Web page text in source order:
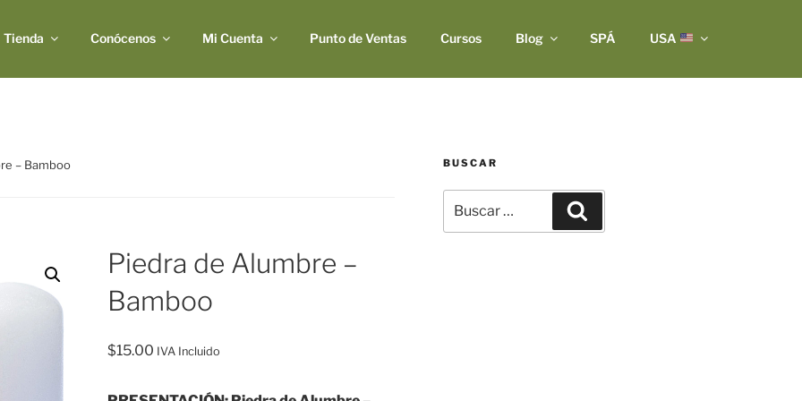
Tienda Conócenos Mi Cuenta Punto de Ventas Cursos Blog SPÁ USA
– Bamboo
Piedra de Alumbre –
Bamboo
$15.00 IVA Incluido
BUSCAR
por: